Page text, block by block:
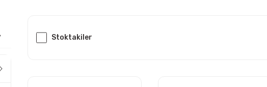
Stoktakiler